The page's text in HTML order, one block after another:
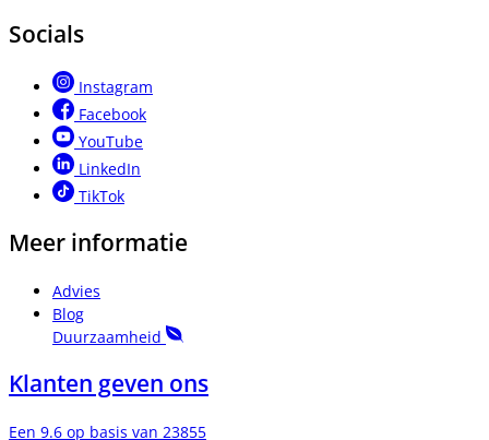
Socials
Instagram
Facebook
YouTube
LinkedIn
TikTok
Meer informatie
Advies
Blog
Duurzaamheid
Klanten geven ons
Een 9.6 op basis van 23855